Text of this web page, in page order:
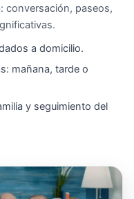
conversación, paseos,
a domicilio.
mañana, tarde o
y seguimiento del